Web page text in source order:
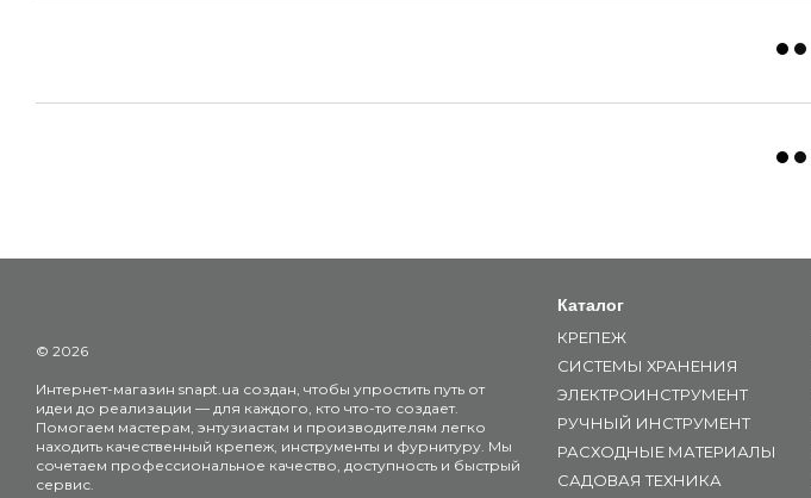
© 2026
Интернет-магазин snapt.ua создан, чтобы упростить путь от
идеи до реализации — для каждого, кто что-то создает.
Помогаем мастерам, энтузиастам и производителям легко
находить качественный крепеж, инструменты и фурнитуру. Мы
сочетаем профессиональное качество, доступность и быстрый
сервис.
Каталог
КРЕПЕЖ
СИСТЕМЫ ХРАНЕНИЯ
ЭЛЕКТРОИНСТРУМЕНТ
РУЧНЫЙ ИНСТРУМЕНТ
РАСХОДНЫЕ МАТЕРИАЛЫ
САДОВАЯ ТЕХНИКА